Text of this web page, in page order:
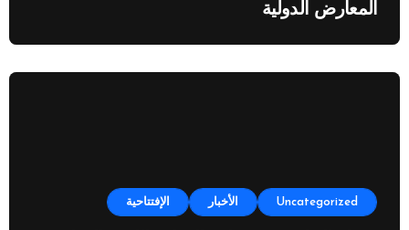
المعارض الدولية
Uncategorized الأخبار الإفتتاحية